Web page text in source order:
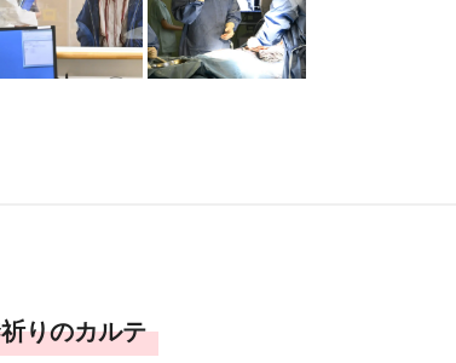
祈りのカルテ